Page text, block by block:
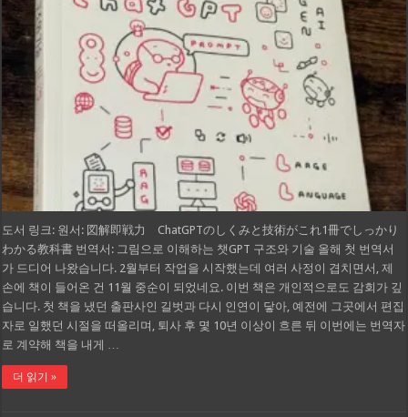
도서 링크: 원서: 図解即戦力 ChatGPTのしくみと技術がこれ1冊でしっかり
わかる教科書 번역서: 그림으로 이해하는 챗GPT 구조와 기술 올해 첫 번역서
가 드디어 나왔습니다. 2월부터 작업을 시작했는데 여러 사정이 겹치면서, 제
손에 책이 들어온 건 11월 중순이 되었네요. 이번 책은 개인적으로도 감회가 깊
습니다. 첫 책을 냈던 출판사인 길벗과 다시 인연이 닿아, 예전에 그곳에서 편집
자로 일했던 시절을 떠올리며, 퇴사 후 몇 10년 이상이 흐른 뒤 이번에는 번역자
로 계약해 책을 내게 …
더 읽기 »